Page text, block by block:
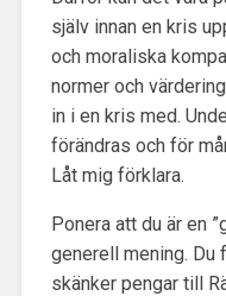
själv innan en kris
och moraliska
normer och
in i en kris med.
förändras och för
Låt mig förklara.
Ponera att du är en
generell mening. Du
skänker pengar till